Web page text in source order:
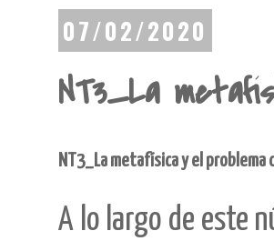
07/02/2020
NT3_La
NT3_La metafísica y el problema
A lo largo de este